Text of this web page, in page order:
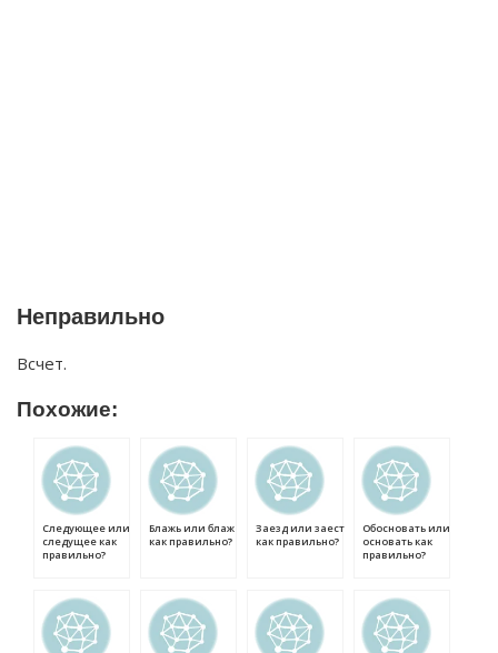
Неправильно
Всчет.
Похожие:
Следующее или
следущее как
правильно?
Блажь или блаж
как правильно?
Заезд или заест
как правильно?
Обосновать или
основать как
правильно?